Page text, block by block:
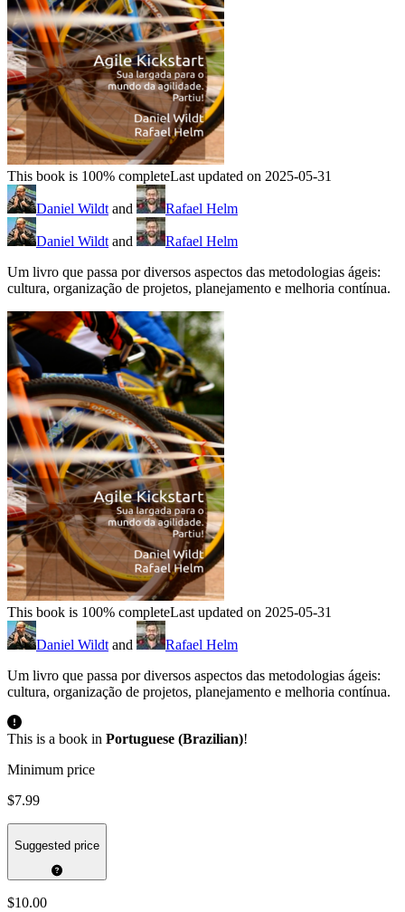
This book is 100% completeLast updated on 2025-05-31
Daniel Wildtand Rafael Helm
Daniel Wildtand
Rafael Helm
Um livro que passa por diversos aspectos das metodologias ágeis:
cultura, organização de projetos, planejamento e melhoria contínua.
This book is 100% completeLast updated on 2025-05-31
Daniel Wildtand
Rafael Helm
Um livro que passa por diversos aspectos das metodologias ágeis:
cultura, organização de projetos, planejamento e melhoria contínua.
This is a book in Portuguese (Brazilian)!
Minimum price
$7.99
Suggested price
$10.00